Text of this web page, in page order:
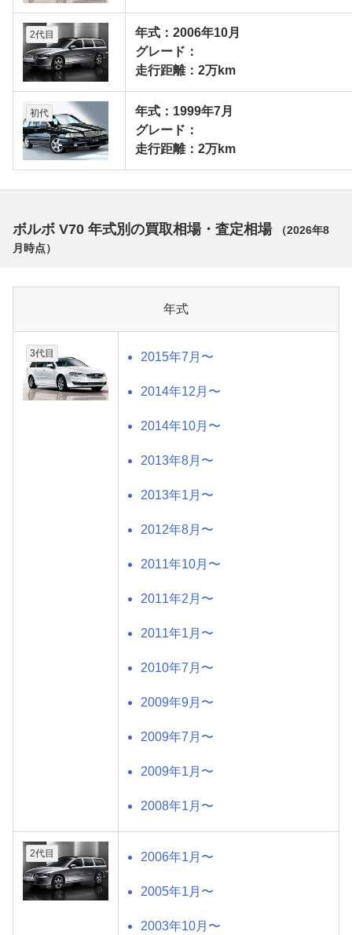
2代目
年式：2006年10月
グレード：
走行距離：2万km
初代
年式：1999年7月
グレード：
走行距離：2万km
ボルボ V70 年式別の買取相場・査定相場 （2026年8
月 時点）
年式
3代目 2015年7月〜
2014年12月〜
2014年10月〜
2013年8月〜
2013年1月〜
2012年8月〜
2011年10月〜
2011年2月〜
2011年1月〜
2010年7月〜
2009年9月〜
2009年7月〜
2009年1月〜
2008年1月〜
2代目 2006年1月〜
2005年1月〜
2003年10月〜